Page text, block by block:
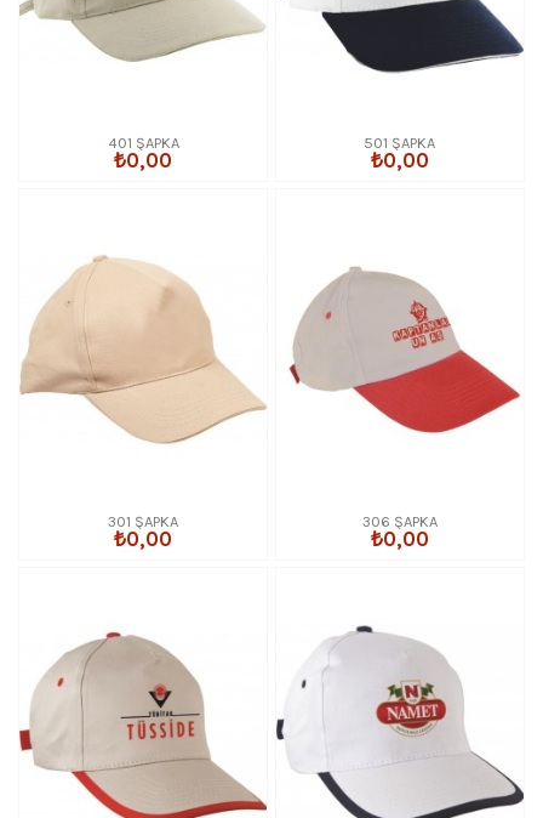
401 ŞAPKA
₺0,00
501 ŞAPKA
₺0,00
301 ŞAPKA
₺0,00
306 ŞAPKA
₺0,00